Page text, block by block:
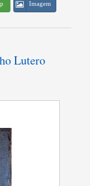
Imagem
Lutero